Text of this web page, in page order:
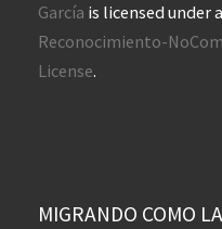
García is licensed under a
Reconocimiento-
License.
MIGRANDO COMO